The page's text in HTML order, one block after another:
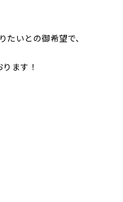
いとの御希望で、
ます！